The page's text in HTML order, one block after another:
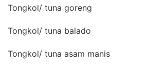
Tongkol/ tuna goreng
Tongkol/ tuna balado
Tongkol/ tuna asam manis